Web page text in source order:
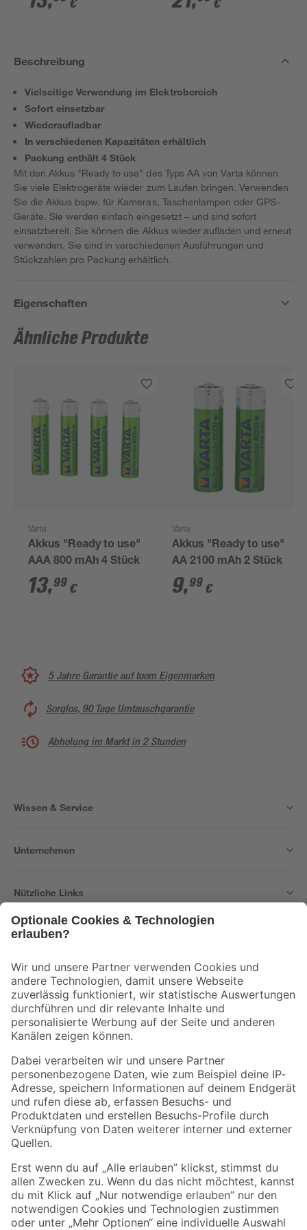
€ €
Beschreibung
Vielseitige Verwendung im Elektrobereich
Sofort einsetzbar
Wiederaufladbar
In verschiedenen Kapazitäten erhältlich
Packung enthält 4 Stück
Mit den Akkus "Ready to use" des Typs AA von Varta können
Sie viele Elektrogeräte wieder zum Laufen bringen. Verwenden
Sie die Akkus bspw. für Kameras, Taschenlampen oder GPS-
Geräte. Sie werden einfach eingesetzt – und sind sofort
einsatzbereit. Sie können die Akkus wieder aufladen und erneut
verwenden. Sie sind in verschiedenen Ausführungen und
Stückzahlen pro Packung erhältlich.
Eigenschaften
Ähnliche Produkte
Varta
Akkus "Ready to use"
AAA 800 mAh 4 Stück
13,99 €
Varta
Akkus "Ready to use"
AA 2100 mAh 2 Stück
9,99 €
5 Jahre Garantie auf toom Eigenmarken
Sorglos, 90 Tage Umtauschgarantie
Abholung im Markt in 2 Stunden
Wissen & Service
Unternehmen
Nützliche Links
Der toom Newsletter: Keine Angebote und Aktionen mehr verpassen!
Zur Newsletter Anmeldung
Folge uns
Zahlungsarten Versandarten
Sicher einkaufen
Jetzt die toom-App herunterladen